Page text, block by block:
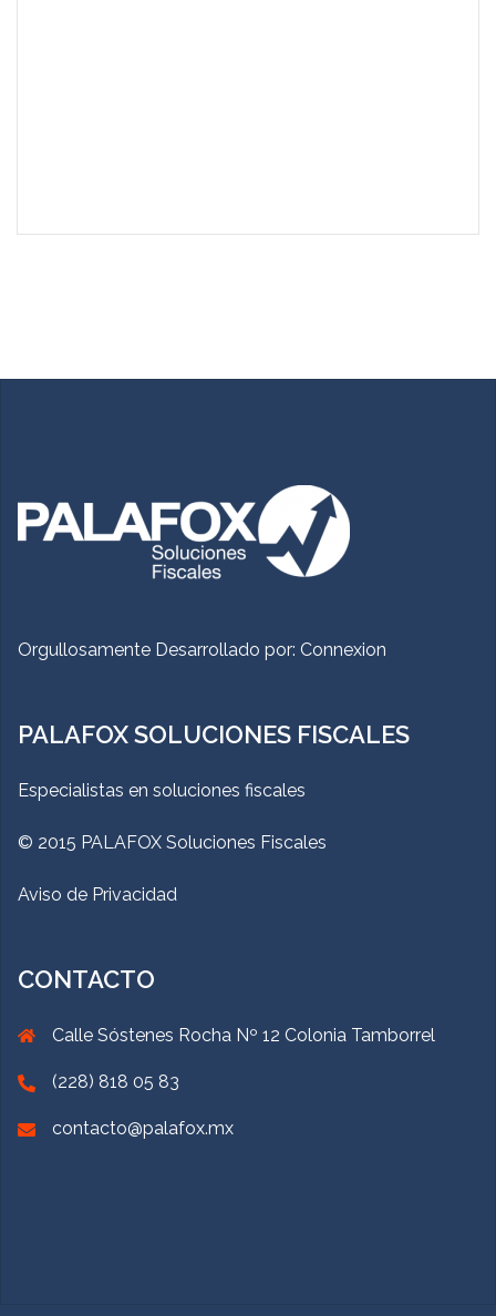
Orgullosamente Desarrollado por: Connexion
PALAFOX SOLUCIONES FISCALES
Especialistas en soluciones fiscales
© 2015 PALAFOX Soluciones Fiscales
Aviso de Privacidad
CONTACTO
Calle Sóstenes Rocha Nº 12 Colonia Tamborrel
(228) 818 05 83
contacto@palafox.mx